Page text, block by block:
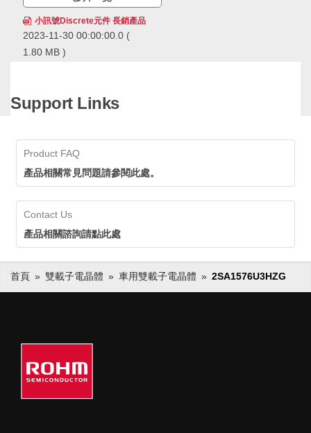
小訊號Discrete元件 長銷產品
2023-11-30 00:00:00.0 (
1.80 MB )
經超過600億個，擁有領先業
生命週期長的應用中也可以放
心採用。
ROHM的小訊號Discrete元件長銷
個，擁有領先業界的供貨實績。
ROHM透過確保穩定的生產和供
應，即使在生命週期長的應用中也
可以放心採用。
Support Links
Product FAQ
產品相關常見問題請參閱此處。
Contact Us
產品相關諮詢請點此處
首頁 雙載子電晶體 車用雙載子電晶體 2SA1576U3HZG